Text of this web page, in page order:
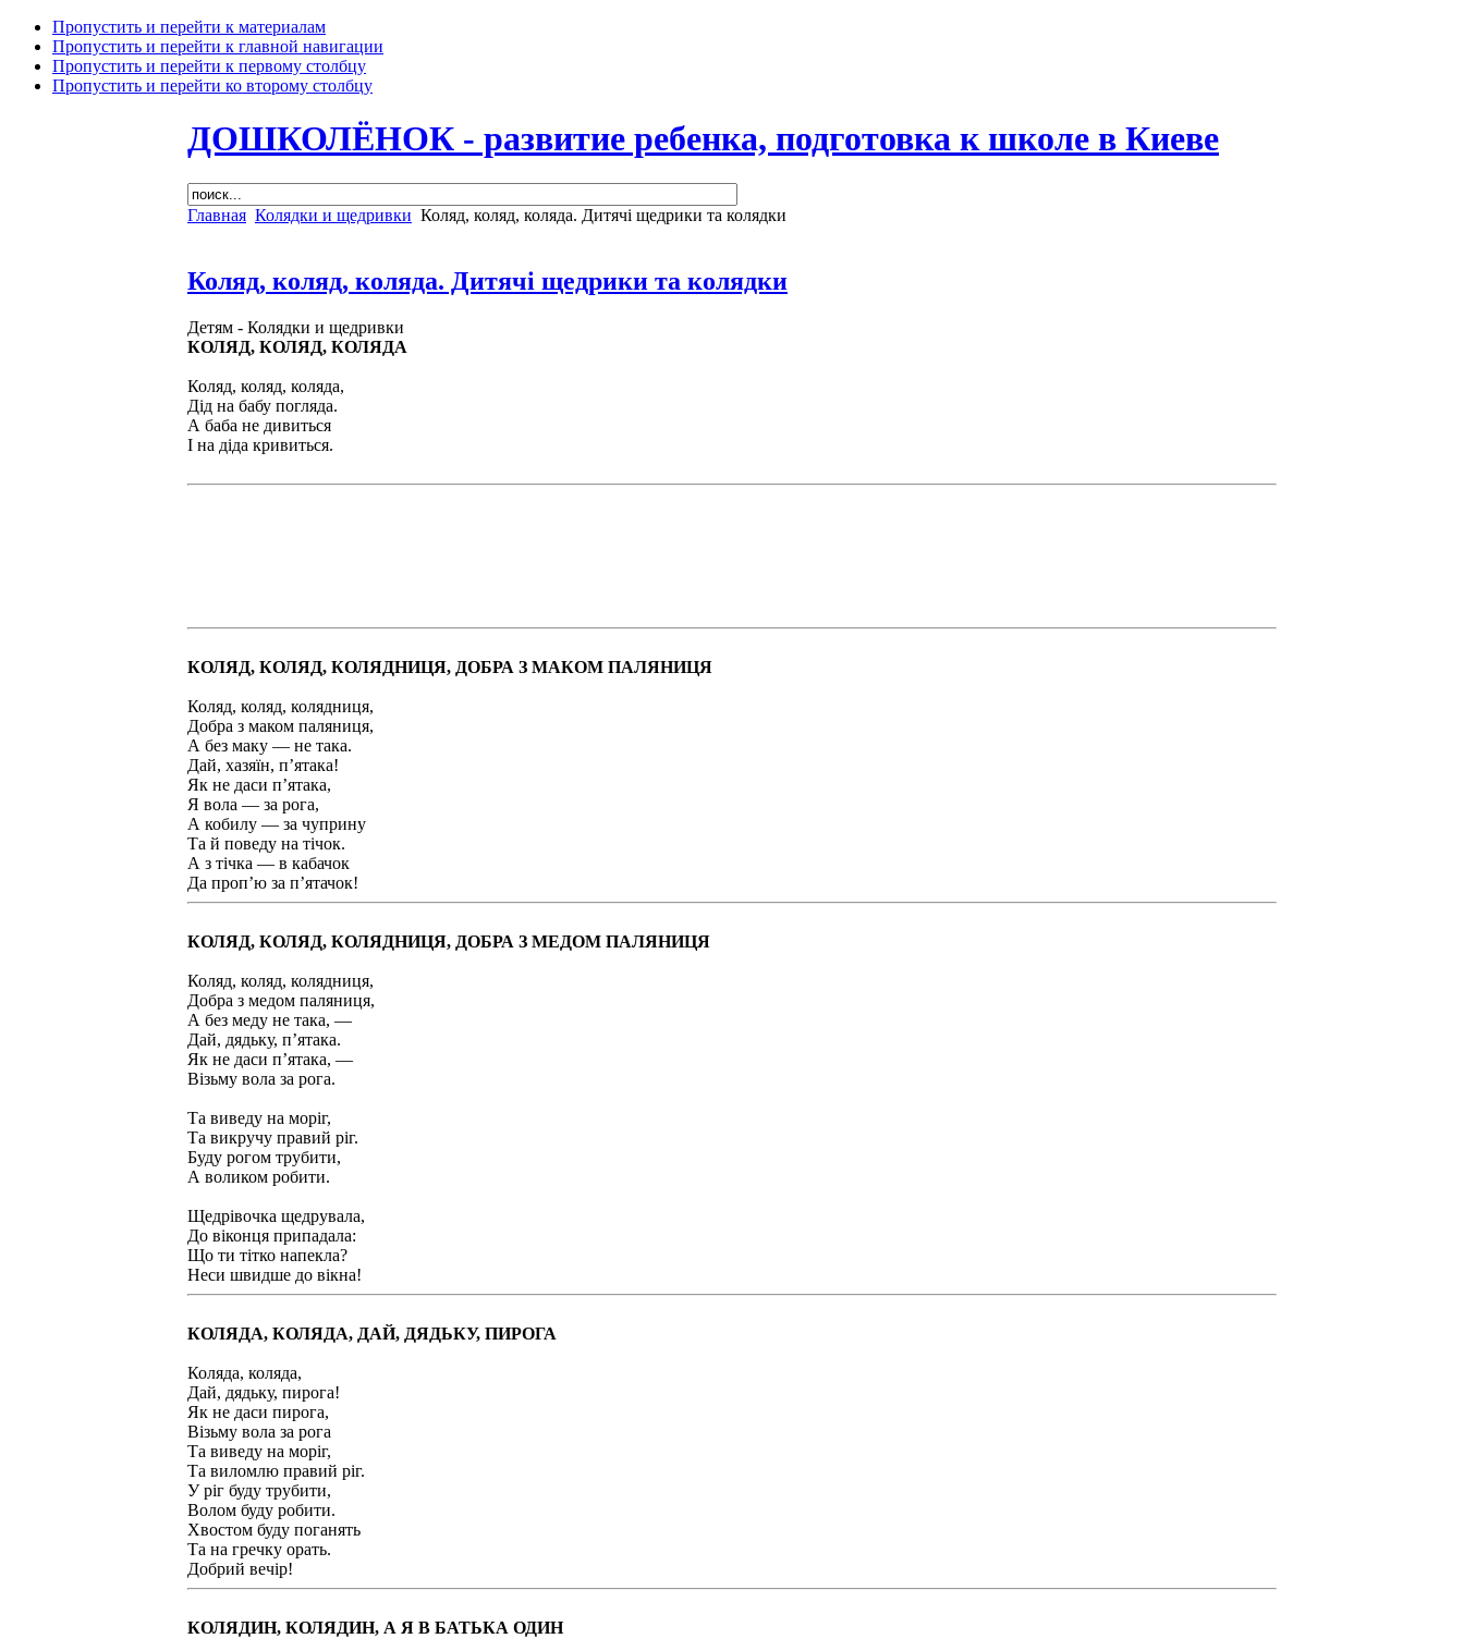
Пропустить и перейти к материалам
Пропустить и перейти к главной навигации
Пропустить и перейти к первому столбцу
Пропустить и перейти ко второму столбцу
ДОШКОЛЁНОК - развитие ребенка, подготовка к школе в Киеве
Главная Колядки и щедривки Коляд, коляд, коляда. Дитячі щедрики та колядки
Коляд, коляд, коляда. Дитячі щедрики та колядки
Детям - Колядки и щедривки
КОЛЯД, КОЛЯД, КОЛЯДА
Коляд, коляд, коляда,
Дід на бабу погляда.
А баба не дивиться
І на діда кривиться.
КОЛЯД, КОЛЯД, КОЛЯДНИЦЯ, ДОБРА З МАКОМ ПАЛЯНИЦЯ
Коляд, коляд, колядниця,
Добра з маком паляниця,
А без маку — не така.
Дай, хазяїн, п’ятака!
Як не даси п’ятака,
Я вола — за рога,
А кобилу — за чуприну
Та й поведу на тічок.
А з тічка — в кабачок
Да проп’ю за п’ятачок!
КОЛЯД, КОЛЯД, КОЛЯДНИЦЯ, ДОБРА З МЕДОМ ПАЛЯНИЦЯ
Коляд, коляд, колядниця,
Добра з медом паляниця,
А без меду не така, —
Дай, дядьку, п’ятака.
Як не даси п’ятака, —
Візьму вола за рога.
Та виведу на моріг,
Та викручу правий ріг.
Буду рогом трубити,
А воликом робити.
Щедрівочка щедрувала,
До віконця припадала:
Що ти тітко напекла?
Неси швидше до вікна!
КОЛЯДА, КОЛЯДА, ДАЙ, ДЯДЬКУ, ПИРОГА
Коляда, коляда,
Дай, дядьку, пирога!
Як не даси пирога,
Візьму вола за рога
Та виведу на моріг,
Та виломлю правий ріг.
У ріг буду трубити,
Волом буду робити.
Хвостом буду поганять
Та на гречку орать.
Добрий вечір!
КОЛЯДИН, КОЛЯДИН, А Я В БАТЬКА ОДИН